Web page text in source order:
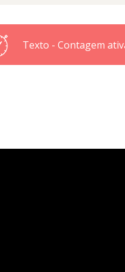
Texto - Contagem